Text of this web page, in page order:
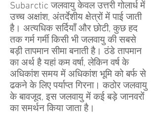
Subarctic जलवायु केवल उत्तरी गोलार्ध में
उच्च अक्षांश, अंतर्देशीय क्षेत्रों में पाई जाती
है। अत्यधिक सर्दियाँ और छोटी, कुछ हद
तक गर्म गर्मी किसी भी जलवायु की सबसे
बड़ी तापमान सीमा बनाती है। ठंडे तापमान
का अर्थ है यहां कम वर्षा, लेकिन वर्ष के
अधिकांश समय में अधिकांश भूमि को बर्फ से
ढकने के लिए पर्याप्त गिरना। कठोर जलवायु
के बावजूद, इस जलवायु में कई बड़े जानवरों
का समर्थन किया जाता है।